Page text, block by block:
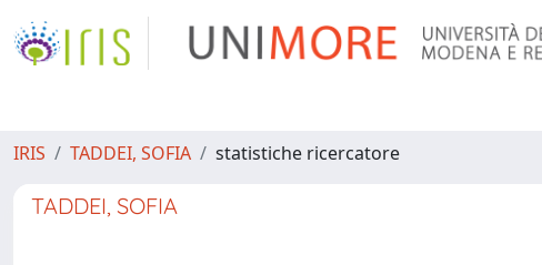
IRIS TADDEI, SOFIA statistiche ricercatore
TADDEI, SOFIA